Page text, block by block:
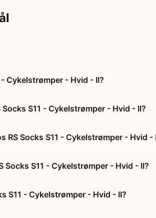
Cykelstrømper - Hvid - II?
S11 - Cykelstrømper - Hvid - II?
RS Socks S11 - Cykelstrømper - Hvid -
S11 - Cykelstrømper - Hvid - II?
S11 - Cykelstrømper - Hvid - II?